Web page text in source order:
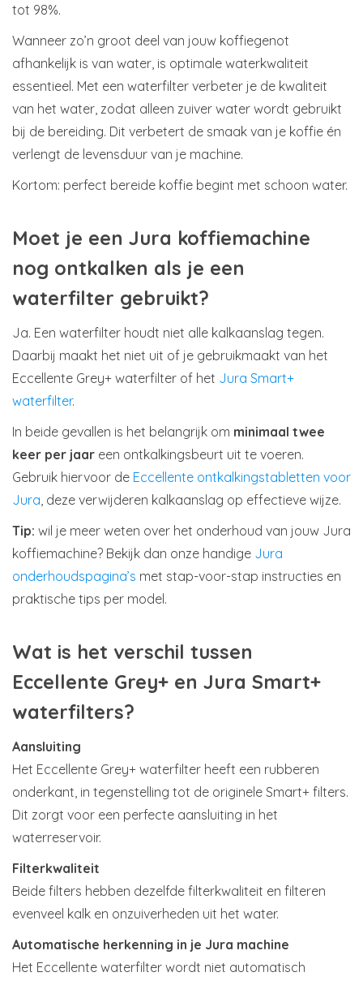
tot 98%.
Wanneer zo’n groot deel van jouw koffiegenot
afhankelijk is van water, is optimale waterkwaliteit
essentieel. Met een waterfilter verbeter je de kwaliteit
van het water, zodat alleen zuiver water wordt gebruikt
bij de bereiding. Dit verbetert de smaak van je koffie én
verlengt de levensduur van je machine.
Kortom: perfect bereide koffie begint met schoon water.
Moet je een Jura koffiemachine
nog ontkalken als je een
waterfilter gebruikt?
Ja. Een waterfilter houdt niet alle kalkaanslag tegen.
Daarbij maakt het niet uit of je gebruikmaakt van het
Eccellente Grey+ waterfilter of het Jura Smart+
waterfilter.
In beide gevallen is het belangrijk om minimaal twee
keer per jaar een ontkalkingsbeurt uit te voeren.
Gebruik hiervoor de Eccellente ontkalkingstabletten voor
Jura , deze verwijderen kalkaanslag op effectieve wijze.
Tip: wil je meer weten over het onderhoud van jouw Jura
koffiemachine? Bekijk dan onze handige Jura
onderhoudspagina’s met stap-voor-stap instructies en
praktische tips per model.
Wat is het verschil tussen
Eccellente Grey+ en Jura Smart+
waterfilters?
Aansluiting
Het Eccellente Grey+ waterfilter heeft een rubberen
onderkant, in tegenstelling tot de originele Smart+ filters.
Dit zorgt voor een perfecte aansluiting in het
waterreservoir.
Filterkwaliteit
Beide filters hebben dezelfde filterkwaliteit en filteren
evenveel kalk en onzuiverheden uit het water.
Automatische herkenning in je Jura machine
Het Eccellente waterfilter wordt niet automatisch